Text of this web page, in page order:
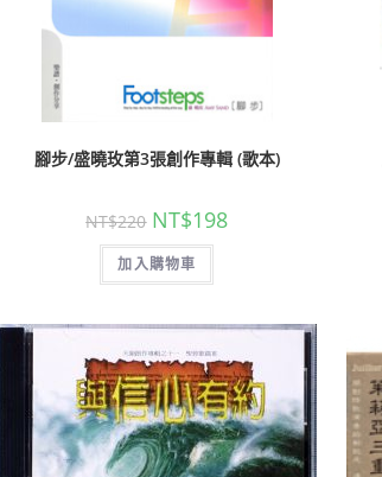
腳步/盛曉玫第3張創作專輯 (歌本)
NT$220 NT$198
加入購物車